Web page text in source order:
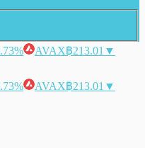
AVAX฿213.01 ▼
AVAX฿213.01 ▼